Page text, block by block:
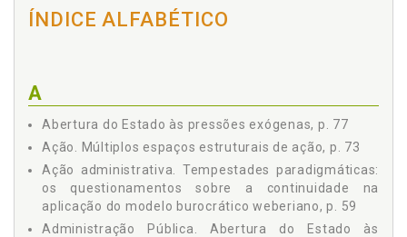
QUESTIONAMENTOS SOBRE A CONTINUIDADE NA
APLICAÇÃO DO MODELO BUROCRÁTICO WEBERIANO, p. 59
3.4 A Abertura do Estado às Pressões Exógenas, p. 77
3.5 O Repúdio às Mitologias Jurídicas da Modernidade
Ocidental, p. 81
4 - AS PROMESSAS DE BONANÇA: AS PROPOSTAS
HEGEMÔNICAS DE GESTÃO PÚBLICA, p. 87
4.1 A Capacitação do Agente Público, p. 94
4.2 O Desenvolvimento da Cultura Organizacional, p. 98
ÍNDICE ALFABÉTICO
A
Abertura do Estado às pressões exógenas, p. 77
Ação. Múltiplos espaços estruturais de ação, p. 73
Ação administrativa. Tempestades paradigmáticas:
os questionamentos sobre a continuidade na
aplicação do modelo burocrático weberiano, p. 59
Administração Pública. Abertura do Estado às